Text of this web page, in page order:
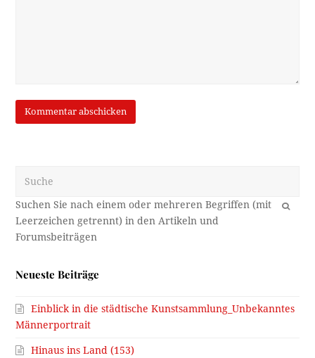
OK
Neueste Beiträge
Einblick in die städtische Kunstsammlung_Unbekanntes
Männerportrait
Hinaus ins Land (153)